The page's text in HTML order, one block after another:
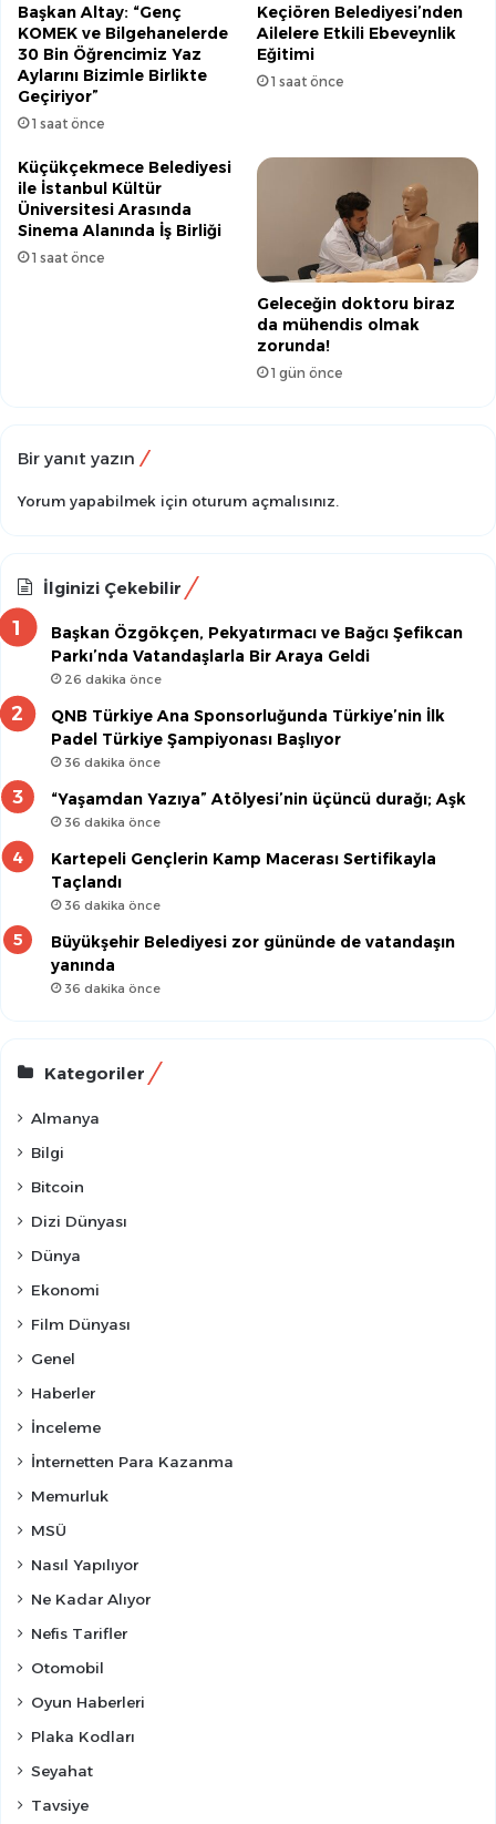
Başkan Altay: “Genç
KOMEK ve Bilgehanelerde
30 Bin Öğrencimiz Yaz
Aylarını Bizimle Birlikte
Geçiriyor”
1 saat önce
Keçiören Belediyesi’nden
Ailelere Etkili Ebeveynlik
Eğitimi
1 saat önce
Küçükçekmece Belediyesi
ile İstanbul Kültür
Üniversitesi Arasında
Sinema Alanında İş Birliği
1 saat önce
Geleceğin doktoru biraz
da mühendis olmak
zorunda!
1 gün önce
Bir yanıt yazın
Yorum yapabilmek için oturum açmalısınız
İlginizi Çekebilir
Başkan Özgökçen, Pekyatırmacı ve Bağcı Şefikcan
Parkı’nda Vatandaşlarla Bir Araya Geldi
26 dakika önce
QNB Türkiye Ana Sponsorluğunda Türkiye’nin İlk
Padel Türkiye Şampiyonası Başlıyor
36 dakika önce
“Yaşamdan Yazıya” Atölyesi’nin üçüncü durağı; Aşk
36 dakika önce
Kartepeli Gençlerin Kamp Macerası Sertifikayla
Taçlandı
36 dakika önce
Büyükşehir Belediyesi zor gününde de vatandaşın
yanında
36 dakika önce
Kategoriler
Almanya
Bilgi
Bitcoin
Dizi Dünyası
Dünya
Ekonomi
Film Dünyası
Genel
Haberler
İnceleme
İnternetten Para Kazanma
Memurluk
MSÜ
Nasıl Yapılıyor
Ne Kadar Alıyor
Nefis Tarifler
Otomobil
Oyun Haberleri
Plaka Kodları
Seyahat
Tavsiye